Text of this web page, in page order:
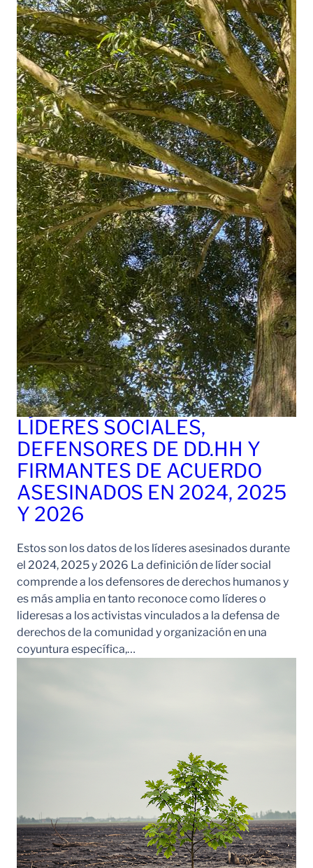
LÍDERES SOCIALES,
DEFENSORES DE DD.HH Y
FIRMANTES DE ACUERDO
ASESINADOS EN 2024, 2025
Y 2026
Estos son los datos de los líderes asesinados durante
el 2024, 2025 y 2026 La definición de líder social
comprende a los defensores de derechos humanos y
es más amplia en tanto reconoce como líderes o
lideresas a los activistas vinculados a la defensa de
derechos de la comunidad y organización en una
coyuntura específica,…